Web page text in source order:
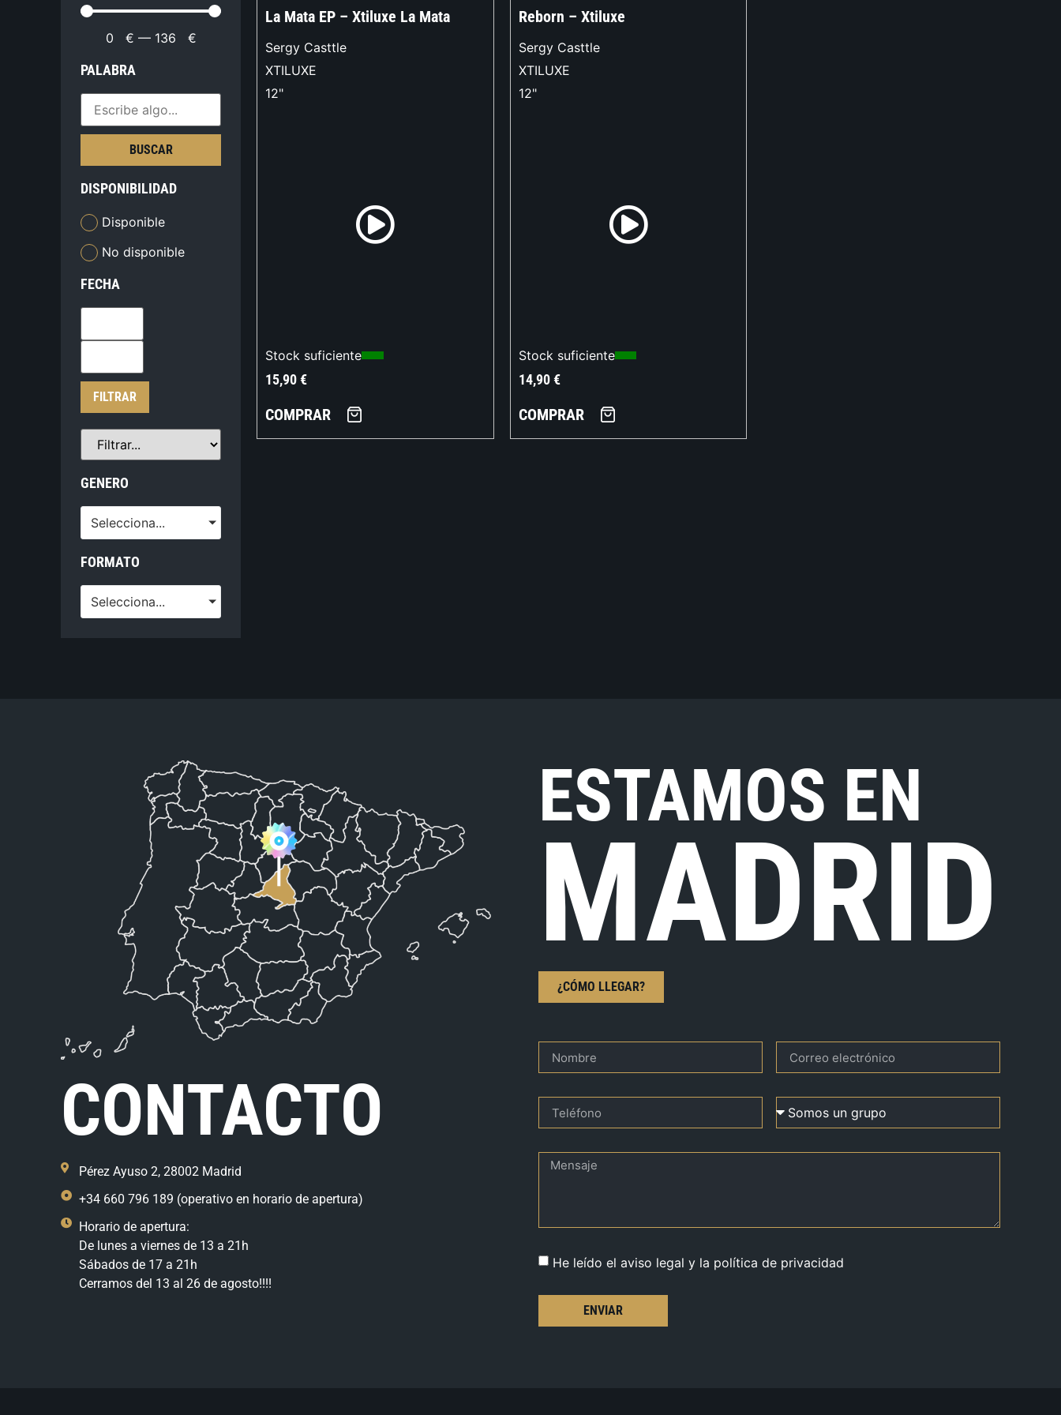
0 € — 136 €
PALABRA
BUSCAR
DISPONIBILIDAD
Disponible
No disponible
FECHA
FILTRAR
GENERO
Selecciona...
FORMATO
Selecciona...
La Mata EP – Xtiluxe La Mata
Sergy Casttle
XTILUXE
12"
Stock suficiente
15,90€
COMPRAR
Reborn – Xtiluxe
Sergy Casttle
XTILUXE
12"
Stock suficiente
14,90€
COMPRAR
CONTACTO
Pérez Ayuso 2, 28002 Madrid
+34 660 796 189 (operativo en horario de apertura)
Horario de apertura:
De lunes a viernes de 13 a 21h
Sábados de 17 a 21h
Cerramos del 13 al 26 de agosto!!!!
ESTAMOS EN
MADRID
¿CÓMO LLEGAR?
He leído el aviso legal y la política de privacidad
ENVIAR